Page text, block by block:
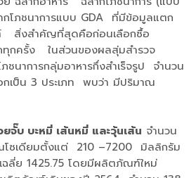
กโภชนาการแบบ GDA ที่มีข้อมูลแตก
สิ่งสำคัญที่สุดคือก่อนเลือกซื้อ
กครั้ง ในส่วนของผลสุ่มสำรวจ
ชนาการกลุ่มอาหารกึ่งสำเร็จรูป จำนวน
เป็น 3 ประเภท พบว่า มีปริมาณ
ยจั๊บ บะหมี่ เส้นหมี่ และวุ้นเส้น จำนวน
โซเดียมตั้งแต่ 210 –7200 มิลลิกรัม
ฉลี่ย 1425.75 โดยมีผลิตภัณฑ์ใหม่